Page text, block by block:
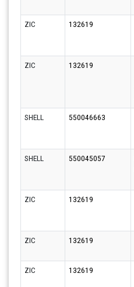
ZIC 132619
ZIC 132619
SHELL 550046663
SHELL 550045057
ZIC 132619
ZIC 132619
ZIC
132619